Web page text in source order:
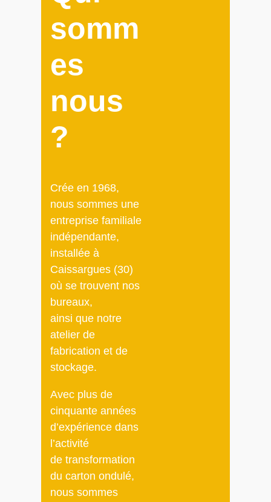
somm
es
nous
?
Crée en 1968,
nous sommes une
entreprise familiale
indépendante,
installée à
Caissargues (30)
où se trouvent nos
bureaux,
ainsi que notre
atelier de
fabrication et de
stockage.
Avec plus de
cinquante années
d’expérience dans
l’activité
de transformation
du carton ondulé,
nous sommes